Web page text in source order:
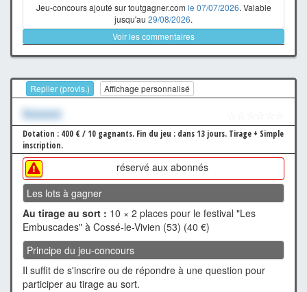
Jeu-concours ajouté sur toutgagner.com le 07/07/2026. Valable
jusqu'au 29/08/2026.
Voir les commentaires
Replier (provis.) Affichage personnalisé
Xxxxxxx
Dotation : 400 € / 10 gagnants. Fin du jeu : dans 13 jours. Tirage + Simple
inscription.
réservé aux abonnés
Les lots à gagner
Au tirage au sort : 10 × 2 places pour le festival "Les
Embuscades" à Cossé-le-Vivien (53) (40 €)
Principe du jeu-concours
Il suffit de s'inscrire ou de répondre à une question pour
participer au tirage au sort.